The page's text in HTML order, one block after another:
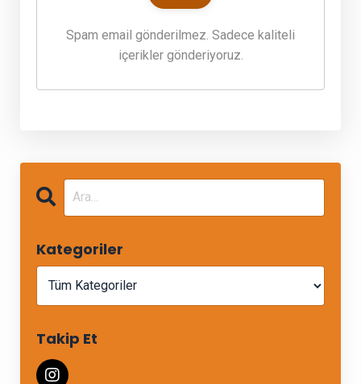
Spam email gönderilmez. Sadece kaliteli
içerikler gönderiyoruz.
Kategoriler
Takip Et